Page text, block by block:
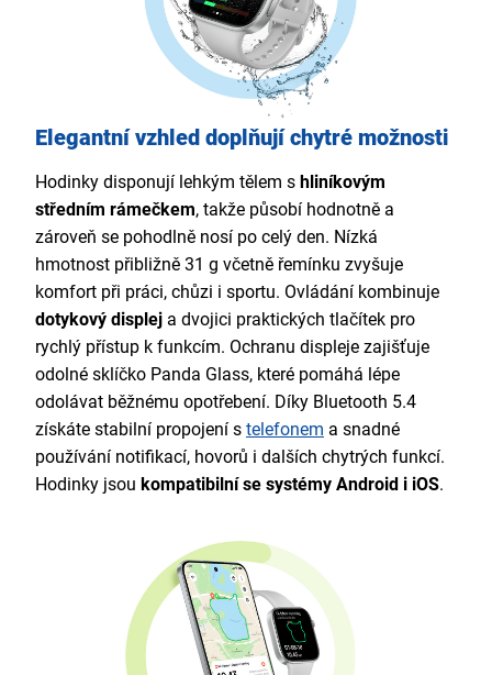
Elegantní vzhled doplňují chytré možnosti
Hodinky disponují lehkým tělem s hliníkovým
středním rámečkem, takže působí hodnotně a
zároveň se pohodlně nosí po celý den. Nízká
hmotnost přibližně 31 g včetně řemínku zvyšuje
komfort při práci, chůzi i sportu. Ovládání kombinuje
dotykový displej a dvojici praktických tlačítek pro
rychlý přístup k funkcím. Ochranu displeje zajišťuje
odolné sklíčko Panda Glass, které pomáhá lépe
odolávat běžnému opotřebení. Díky Bluetooth 5.4
získáte stabilní propojení s telefonem a snadné
používání notifikací, hovorů i dalších chytrých funkcí.
Hodinky jsou kompatibilní se systémy Android i iOS.